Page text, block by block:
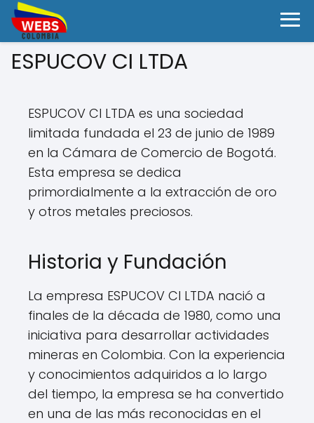
ESPUCOV CI LTDA
ESPUCOV CI LTDA es una sociedad
limitada fundada el 23 de junio de 1989
en la Cámara de Comercio de Bogotá.
Esta empresa se dedica
primordialmente a la extracción de oro
y otros metales preciosos.
Historia y Fundación
La empresa ESPUCOV CI LTDA nació a
finales de la década de 1980, como una
iniciativa para desarrollar actividades
mineras en Colombia. Con la experiencia
y conocimientos adquiridos a lo largo
del tiempo, la empresa se ha convertido
en una de las más reconocidas en el